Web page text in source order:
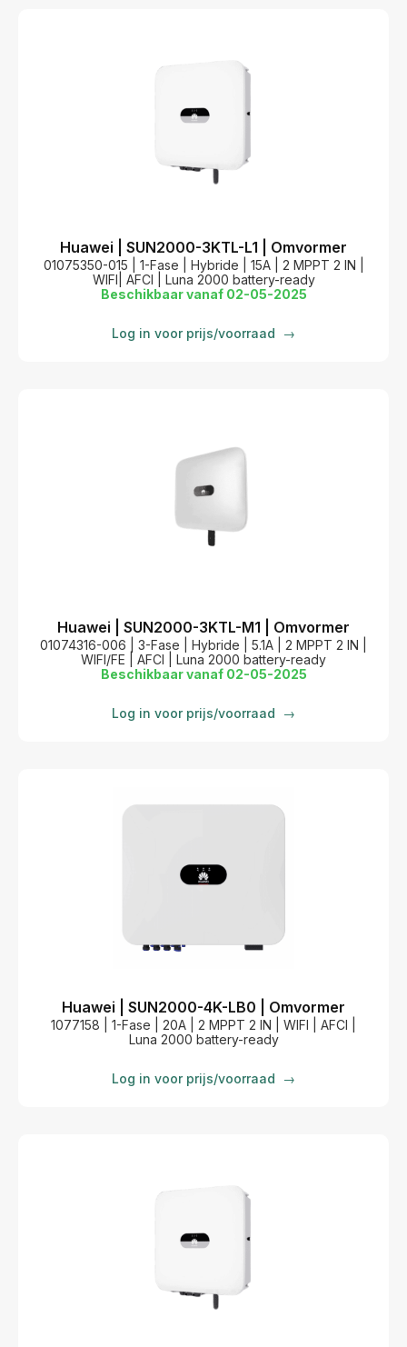
Huawei | SUN2000-3KTL-L1 | Omvormer
01075350-015 | 1-Fase | Hybride | 15A | 2 MPPT 2 IN |
WIFI| AFCI | Luna 2000 battery-ready
Beschikbaar vanaf 02-05-2025
Log in voor prijs/voorraad →
Huawei | SUN2000-3KTL-M1 | Omvormer
01074316-006 | 3-Fase | Hybride | 5.1A | 2 MPPT 2 IN |
WIFI/FE | AFCI | Luna 2000 battery-ready
Beschikbaar vanaf 02-05-2025
Log in voor prijs/voorraad →
Huawei | SUN2000-4K-LB0 | Omvormer
1077158 | 1-Fase | 20A | 2 MPPT 2 IN | WIFI | AFCI |
Luna 2000 battery-ready
Log in voor prijs/voorraad →